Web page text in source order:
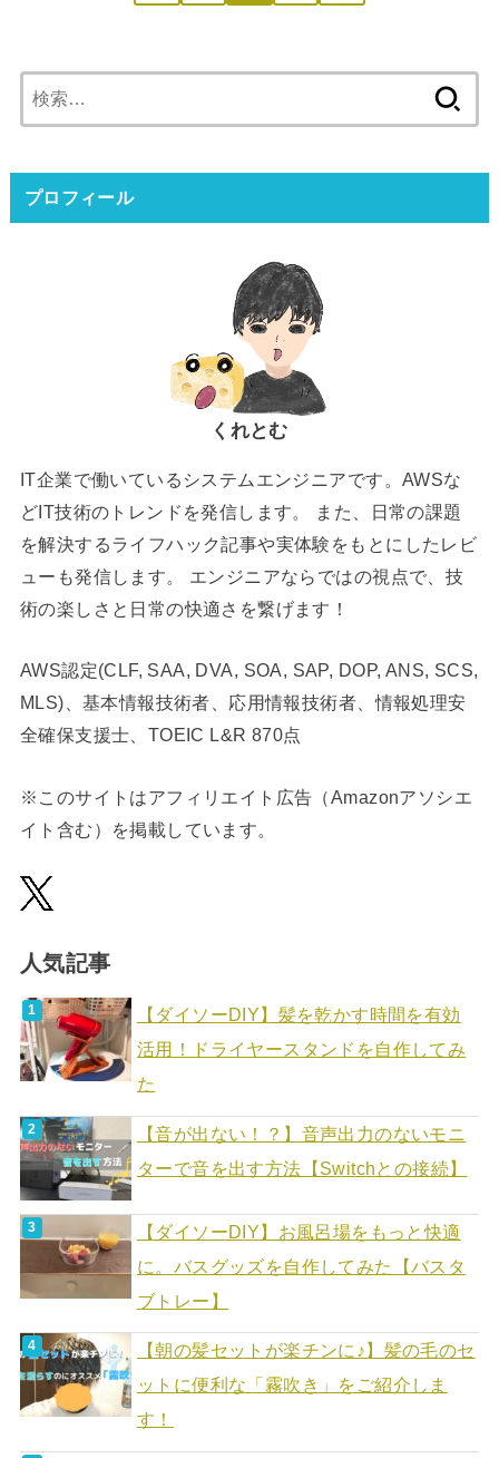
索:
プロフィール
くれとむ
IT企業で働いているシステムエンジニアです。AWSな
どIT技術のトレンドを発信します。 また、日常の課題
を解決するライフハック記事や実体験をもとにしたレビ
ューも発信します。 エンジニアならではの視点で、技
術の楽しさと日常の快適さを繋げます！
AWS認定(CLF, SAA, DVA, SOA, SAP, DOP, ANS, SCS,
MLS)、基本情報技術者、応用情報技術者、情報処理安
全確保支援士、TOEIC L&R 870点
※このサイトはアフィリエイト広告（Amazonアソシエ
イト含む）を掲載しています。
人気記事
【ダイソーDIY】髪を乾かす時間を有効
活用！ドライヤースタンドを自作してみ
た
【音が出ない！？】音声出力のないモニ
ターで音を出す方法【Switchとの接続】
【ダイソーDIY】お風呂場をもっと快適
に。バスグッズを自作してみた【バスタ
ブトレー】
【朝の髪セットが楽チンに♪】髪の毛のセ
ットに便利な「霧吹き」をご紹介しま
す！